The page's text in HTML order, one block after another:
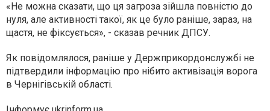
«Не можна сказати, що ця загроза зійшла повністю до
нуля, але активності такої, як це було раніше, зараз, на
щастя, не фіксується», - сказав речник ДПСУ.
Як повідомлялося, раніше у Держприкордонслужбі не
підтвердили інформацію про нібито активізація ворога
в Чернігівській області.